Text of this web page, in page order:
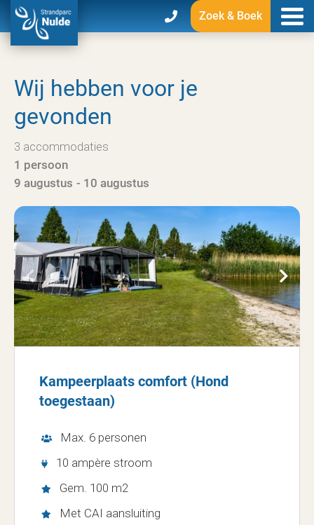
Zoek & Boek
Wij hebben voor je
gevonden
3 accommodaties
1 persoon
9 augustus
10 augustus
Kampeerplaats comfort (Hond
toegestaan)
Max. 6 personen
10 ampère stroom
Gem. 100 m2
Met CAI aansluiting